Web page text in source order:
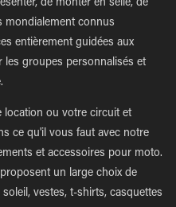
de monter en selle, de
mondialement connus
entièrement guidées aux
les groupes personnalisés et
location ou votre circuit et
ce qu'il vous faut avec notre
et accessoires pour moto.
un large choix de
vestes, t-shirts, casquettes